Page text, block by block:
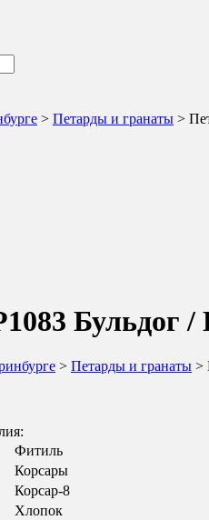
> Петарды и гранаты >
Бульдог /
> Петарды и гранаты >
Фитиль
Корсары
Корсар-8
Хлопок